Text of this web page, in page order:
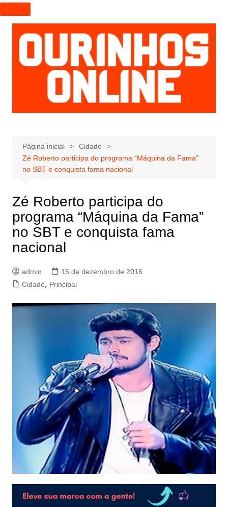
I
r
p
a
r
a
e
ú
d
Página inicial
Cidade
Zé Roberto participa do programa “Máquina da Fama”
no SBT e conquista fama nacional
Zé Roberto participa do
programa “Máquina da Fama”
no SBT e conquista fama
nacional
admin
15 de dezembro de 2016
Cidade
Principal